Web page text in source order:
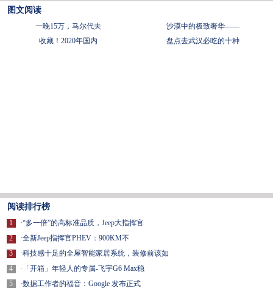
图文阅读
一晚15万，马尔代夫
沙漠中的极致奢华——
收藏！2020年国内
盘点去武汉必吃的十种
阅读排行榜
1
2
3
4
5
·“多一倍”的高标准品质，Jeep大指挥官
·全新Jeep指挥官PHEV：900KM不
·科技感十足的全屋智能家居系统，装修前该如
· 「开箱」年轻人的专属-飞宇G6 Max稳
·数据工作者的福音：Google 发布正式